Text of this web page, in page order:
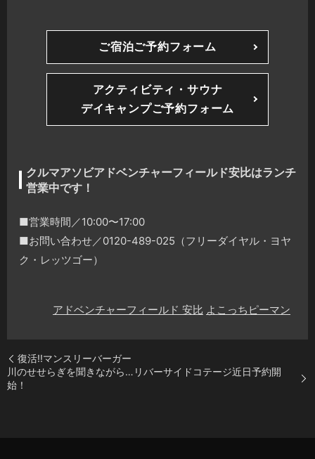
ご宿泊ご予約フォーム
アクティビティ・サウナ
デイキャンプご予約フォーム
クルマアソビアドベンチャーフィールド安比はランチ
営業中です！
■営業時間／10:00〜17:00
■お問い合わせ／0120-489-025（フリーダイヤル・ヨヤ
ク・レッツゴー）
アドベンチャーフィールド 安比 よこっちピーマン
復活!!マンスリーバーガー
川のせせらぎを聞きながら…リバーサイドコテージ近日予約開
始！